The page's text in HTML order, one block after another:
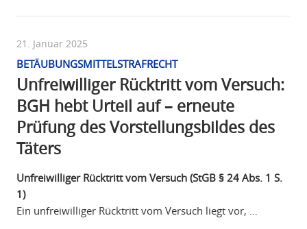
21. Januar 2025
BETÄUBUNGSMITTELSTRAFRECHT
Unfreiwilliger Rücktritt vom Versuch:
BGH hebt Urteil auf – erneute
Prüfung des Vorstellungsbildes des
Täters
Unfreiwilliger Rücktritt vom Versuch (StGB § 24 Abs. 1 S.
1)
Ein unfreiwilliger Rücktritt vom Versuch liegt vor, …